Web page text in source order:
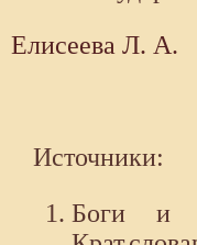
Елисеева Л. А.
Источники:
Боги и